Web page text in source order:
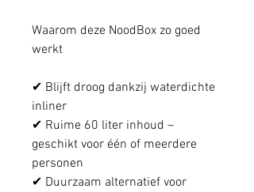
Waarom deze NoodBox zo goed
werkt
✔ Blijft droog dankzij waterdichte
inliner
✔ Ruime 60 liter inhoud –
geschikt voor één of meerdere
personen
✔ Duurzaam alternatief voor